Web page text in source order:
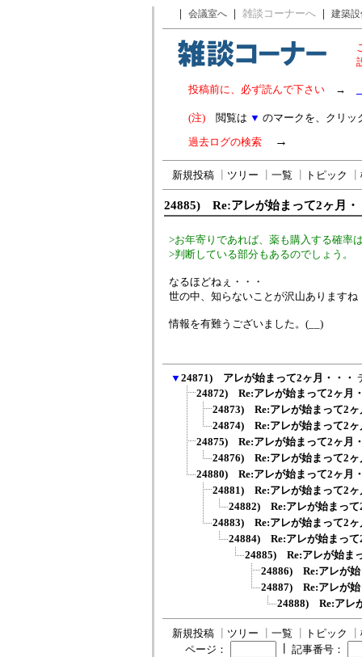
｜ 会議室へ ｜ 雑談コーナーへ ｜ 建築
投稿前に、必ず読んで下さい →
(注) 閲覧は ▼ のマークを、クリッ
過去ログの検索 →
新規投稿 ツリー 一覧 トピック
24885) Re:アレが始まって2ヶ月・
>お年寄りであれば、薬も購入する確率
>判断している部分もあるのでしょう。
なるほどねぇ・・・
世の中、知らないことが沢山ありますね
情報を有難うございました。(__)
▼ 24871) アレが始まって2ヶ月・・・
24872) Re:アレが始まって2ヶ月
24873) Re:アレが始まって2ヶ
24874) Re:アレが始まって2ヶ
24875) Re:アレが始まって2ヶ月
24876) Re:アレが始まって2ヶ
24880) Re:アレが始まって2ヶ月
24881) Re:アレが始まって2ヶ
24882) Re:アレが始まって
24883) Re:アレが始まって2ヶ
24884) Re:アレが始まって
24885) Re:アレが始ま
24886) Re:アレが始
24887) Re:アレが始
24888) Re:アレ
新規投稿 ツリー 一覧 トピック
ページ：
記事番号：